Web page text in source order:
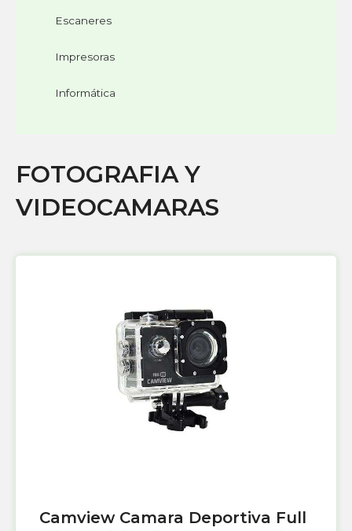
Escaneres
Impresoras
Informática
FOTOGRAFIA Y
VIDEOCAMARAS
Camview Camara Deportiva Full